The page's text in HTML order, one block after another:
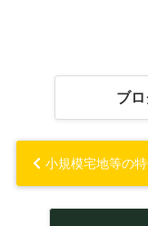
ブ